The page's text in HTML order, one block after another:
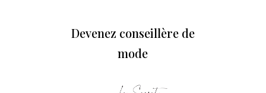
Devenez conseillère de
mode